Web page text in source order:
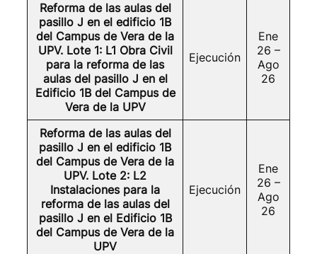
Reforma de las aulas del
pasillo J en el edificio 1B
del Campus de Vera de la
UPV. Lote 1: L1 Obra Civil
para la reforma de las
aulas del pasillo J en el
Edificio 1B del Campus de
Vera de la UPV
Ejecución
Ene
26 –
Ago
26
Reforma de las aulas del
pasillo J en el edificio 1B
del Campus de Vera de la
UPV. Lote 2: L2
Instalaciones para la
reforma de las aulas del
pasillo J en el Edificio 1B
del Campus de Vera de la
UPV
Ejecución
Ene
26 –
Ago
26